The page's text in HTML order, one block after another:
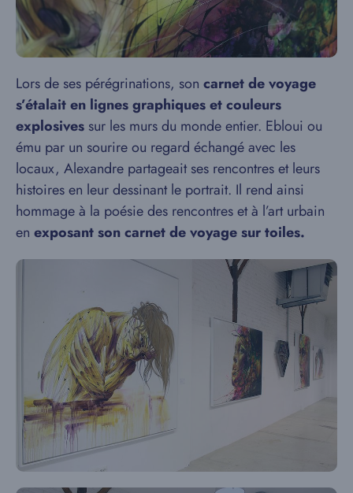
Lors de ses pérégrinations, son carnet de voyage
s’étalait en lignes graphiques et couleurs
explosives sur les murs du monde entier. Ebloui ou
ému par un sourire ou regard échangé avec les
locaux, Alexandre partageait ses rencontres et leurs
histoires en leur dessinant le portrait. Il rend ainsi
hommage à la poésie des rencontres et à l’art urbain
en exposant son carnet de voyage sur toiles.